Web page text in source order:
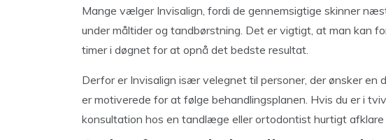
Mange vælger Invisalign, fordi de gennemsigtige skinner
under måltider og tandbørstning. Det er vigtigt, at man kan
timer i døgnet for at opnå det bedste resultat.
Derfor er Invisalign især velegnet til personer, der ønsker en
er motiverede for at følge behandlingsplanen. Hvis du er i
konsultation hos en tandlæge eller ortodontist hurtigt afklare